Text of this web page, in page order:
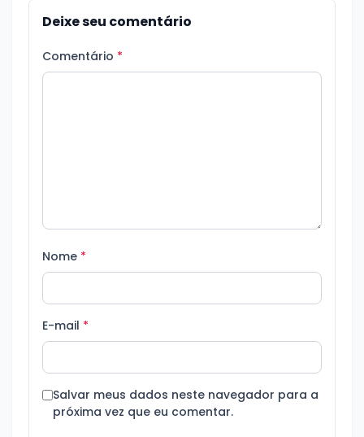
Deixe seu comentário
Comentário *
Nome *
E-mail *
Salvar meus dados neste navegador para a
próxima vez que eu comentar.